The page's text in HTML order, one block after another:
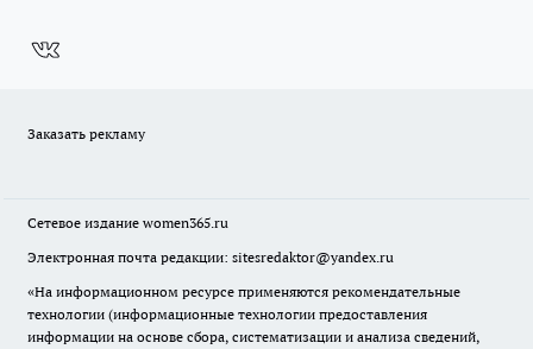
Заказать рекламу
Сетевое издание women365.ru
Электронная почта редакции: sitesredaktor@yandex.ru
«На информационном ресурсе применяются рекомендательные
технологии (информационные технологии предоставления
информации на основе сбора, систематизации и анализа сведений,